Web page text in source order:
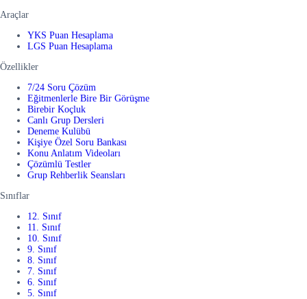
Araçlar
YKS Puan Hesaplama
LGS Puan Hesaplama
Özellikler
7/24 Soru Çözüm
Eğitmenlerle Bire Bir Görüşme
Birebir Koçluk
Canlı Grup Dersleri
Deneme Kulübü
Kişiye Özel Soru Bankası
Konu Anlatım Videoları
Çözümlü Testler
Grup Rehberlik Seansları
Sınıflar
12. Sınıf
11. Sınıf
10. Sınıf
9. Sınıf
8. Sınıf
7. Sınıf
6. Sınıf
5. Sınıf